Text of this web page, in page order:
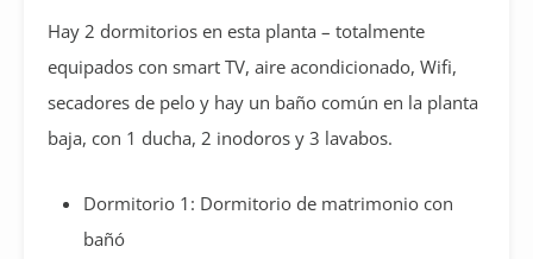
Hay 2 dormitorios en esta planta – totalmente
equipados con smart TV, aire acondicionado, Wifi,
secadores de pelo y hay un baño común en la planta
baja, con 1 ducha, 2 inodoros y 3 lavabos.
Dormitorio 1: Dormitorio de matrimonio con
bañó